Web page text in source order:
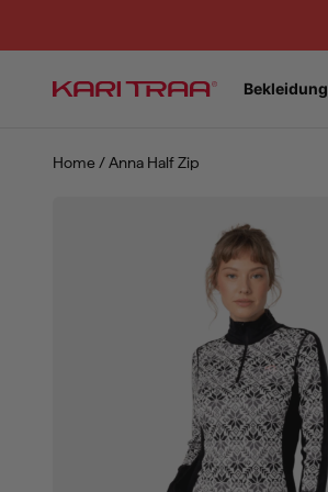
Bekleidung
Kari Traa
Home /Anna Half Zip